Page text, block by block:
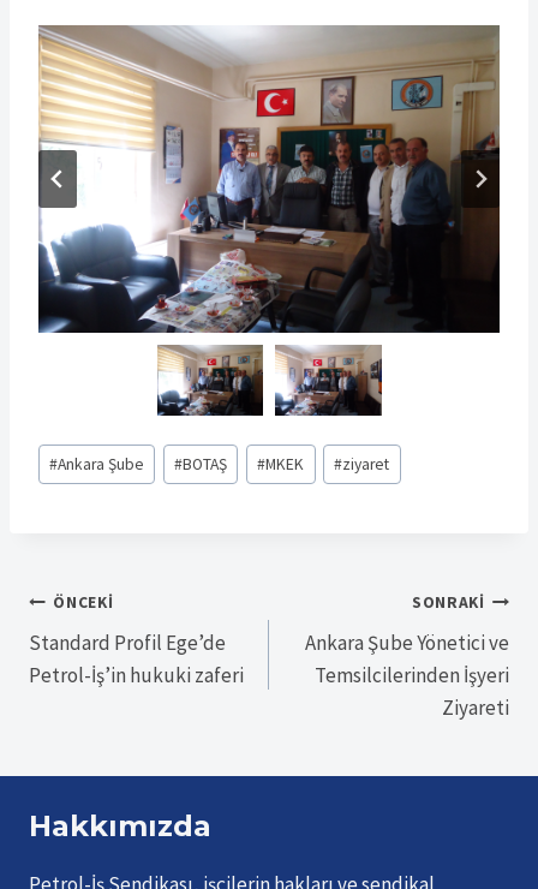
Post
Tags:
#Ankara Şube #BOTAŞ #MKEK #ziyaret
Yazı
gezinmesi
ÖNCEKI
Standard Profil Ege’de
Petrol-İş’in hukuki zaferi
SONRAKI
Ankara Şube Yönetici ve
Temsilcilerinden İşyeri
Ziyareti
Hakkımızda